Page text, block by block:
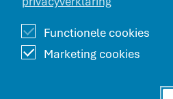
Werken bij Beentjes GWW
Functionele cookies
Marketing cookies